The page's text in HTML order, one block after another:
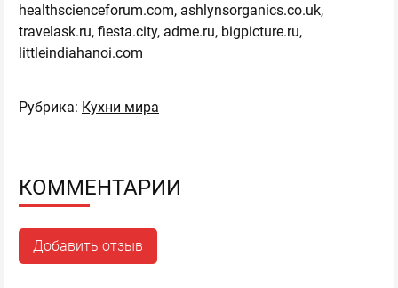
healthscienceforum.com, ashlynsorganics.co.uk,
travelask.ru, fiesta.city, adme.ru, bigpicture.ru,
littleindiahanoi.com
Рубрика: Кухни мира
КОММЕНТАРИИ
Добавить отзыв